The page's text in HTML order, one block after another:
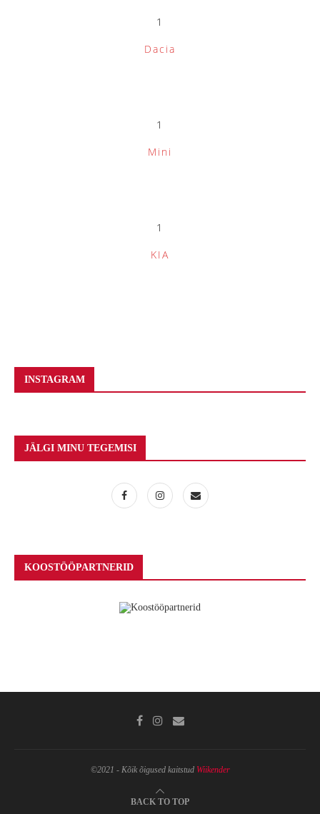
1
Dacia
1
Mini
1
KIA
INSTAGRAM
JÄLGI MINU TEGEMISI
KOOSTÖÖPARTNERID
©2021 - Kõik õigused kaitstud Wiikender
BACK TO TOP